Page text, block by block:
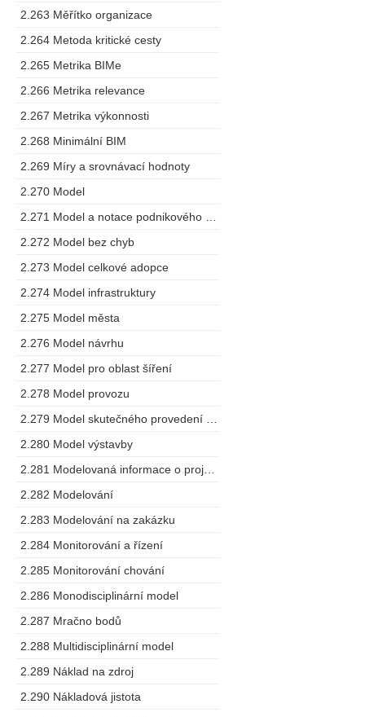
2.263 Měřítko organizace
2.264 Metoda kritické cesty
2.265 Metrika BIMe
2.266 Metrika relevance
2.267 Metrika výkonnosti
2.268 Minimální BIM
2.269 Míry a srovnávací hodnoty
2.270 Model
2.272 Model bez chyb
2.273 Model celkové adopce
2.274 Model infrastruktury
2.275 Model města
2.276 Model návrhu
2.277 Model pro oblast šíření
2.278 Model provozu
2.280 Model výstavby
2.282 Modelování
2.283 Modelování na zakázku
2.284 Monitorování a řízení
2.285 Monitorování chování
2.286 Monodisciplinární model
2.287 Mračno bodů
2.288 Multidisciplinární model
2.289 Náklad na zdroj
2.290 Nákladová jistota